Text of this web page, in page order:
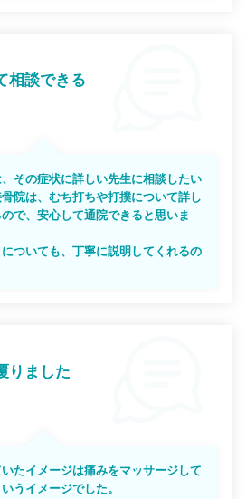
相談できる
その症状に詳しい先生に相談したい
院は、むち打ちや打撲について詳し
で、安心して通院できると思いま
ついても、丁寧に説明してくれるの
りました
たイメージは痛みをマッサージして
うイメージでした。